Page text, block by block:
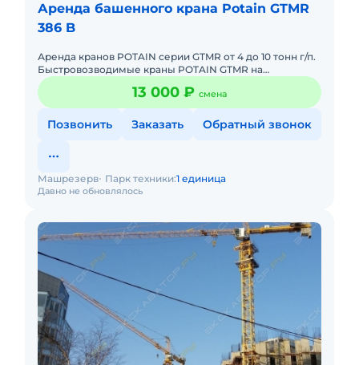
Аренда башенного крана Potain GTMR
386 B
Аренда кранов POTAIN серии GTMR от 4 до 10 тонн г/п.
Быстровозводимые краны POTAIN GTMR на
гусеничном ходу! По характеристикам аналогичны
кранам Potain IGO513 000 ₽ смена
Позвонить Заказать Обратный звонок
Давно не обновлялось
Машрезерв Парк техники:1 единица